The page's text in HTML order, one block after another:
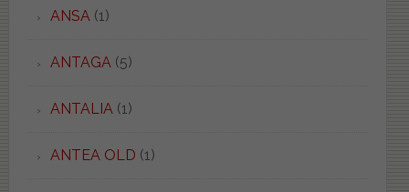
ANSA(1)
ANTAGA(5)
ANTALIA(1)
ANTEA OLD (1)